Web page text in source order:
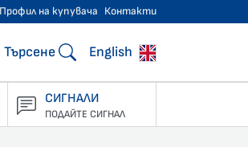
Профил на купувача Контакти
Търсене English
СИГНАЛИ
ПОДАЙТЕ СИГНАЛ